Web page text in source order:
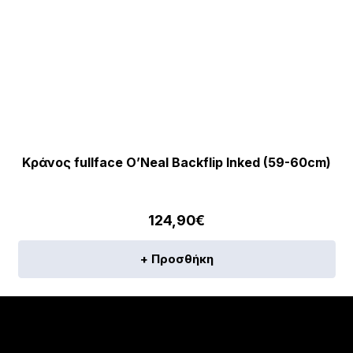
Κράνος fullface O’Neal Backflip Inked (59-60cm)
124,90€
+ Προσθήκη